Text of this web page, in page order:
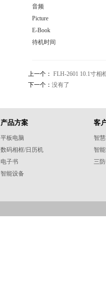
音频
Picture
E-Book
待机时间
上一个： FLH-2601 10.1寸相
下一个： 没有了
产品方案
平板电脑
数码相框/日历机
电子书
智能设备
客
智
智
三